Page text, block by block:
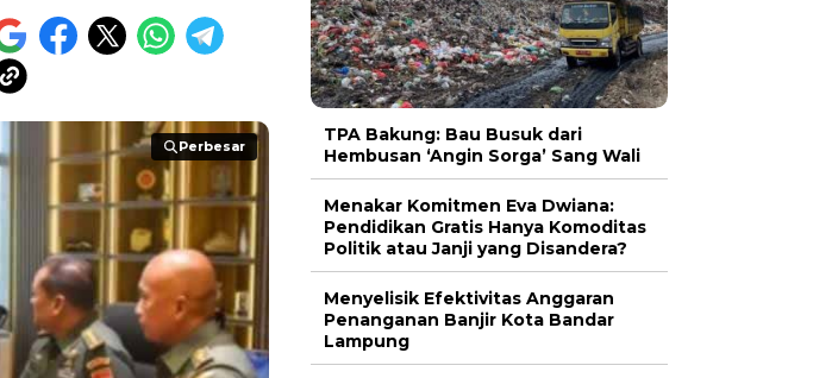
Perbesar
Perbesar
TPA Bakung: Bau Busuk dari
Hembusan ‘Angin Sorga’ Sang Wali
Menakar Komitmen Eva Dwiana:
Pendidikan Gratis Hanya Komoditas
Politik atau Janji yang Disandera?
Menyelisik Efektivitas Anggaran
Penanganan Banjir Kota Bandar
Lampung